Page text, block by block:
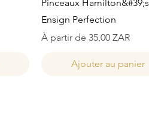
Pinceaux Hamilton&#39;s
Ensign Perfection
À partir de 35,00 ZAR
Prix promotionnel
Ajouter au panier